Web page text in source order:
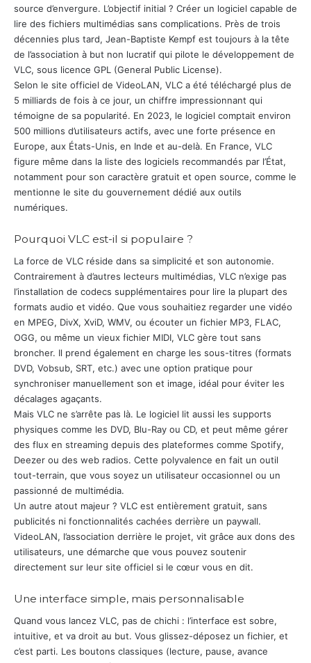
source d’envergure. L’objectif initial ? Créer un logiciel capable de
lire des fichiers multimédias sans complications. Près de trois
décennies plus tard, Jean-Baptiste Kempf est toujours à la tête
de l’association à but non lucratif qui pilote le développement de
VLC, sous licence GPL (General Public License).
Selon le site officiel de VideoLAN, VLC a été téléchargé plus de
5 milliards de fois à ce jour, un chiffre impressionnant qui
témoigne de sa popularité. En 2023, le logiciel comptait environ
500 millions d’utilisateurs actifs, avec une forte présence en
Europe, aux États-Unis, en Inde et au-delà. En France, VLC
figure même dans la liste des logiciels recommandés par l’État,
notamment pour son caractère gratuit et open source, comme le
mentionne le site du gouvernement dédié aux outils
numériques.
Pourquoi VLC est-il si populaire ?
La force de VLC réside dans sa simplicité et son autonomie.
Contrairement à d’autres lecteurs multimédias, VLC n’exige pas
l’installation de codecs supplémentaires pour lire la plupart des
formats audio et vidéo. Que vous souhaitiez regarder une vidéo
en MPEG, DivX, XviD, WMV, ou écouter un fichier MP3, FLAC,
OGG, ou même un vieux fichier MIDI, VLC gère tout sans
broncher. Il prend également en charge les sous-titres (formats
DVD, Vobsub, SRT, etc.) avec une option pratique pour
synchroniser manuellement son et image, idéal pour éviter les
décalages agaçants.
Mais VLC ne s’arrête pas là. Le logiciel lit aussi les supports
physiques comme les DVD, Blu-Ray ou CD, et peut même gérer
des flux en streaming depuis des plateformes comme Spotify,
Deezer ou des web radios. Cette polyvalence en fait un outil
tout-terrain, que vous soyez un utilisateur occasionnel ou un
passionné de multimédia.
Un autre atout majeur ? VLC est entièrement gratuit, sans
publicités ni fonctionnalités cachées derrière un paywall.
VideoLAN, l’association derrière le projet, vit grâce aux dons des
utilisateurs, une démarche que vous pouvez soutenir
directement sur leur site officiel si le cœur vous en dit.
Une interface simple, mais personnalisable
Quand vous lancez VLC, pas de chichi : l’interface est sobre,
intuitive, et va droit au but. Vous glissez-déposez un fichier, et
c’est parti. Les boutons classiques (lecture, pause, avance